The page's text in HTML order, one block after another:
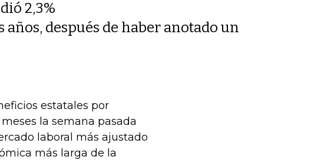
2,3%
después de haber anotado un
estatales por
la semana pasada
laboral más ajustado
más larga de la